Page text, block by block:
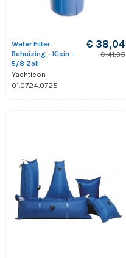
Water Filter
Behuizing - Klein -
5/8 Zoll
Yachticon
01.0724.0725
€ 38,04
€ 41,35